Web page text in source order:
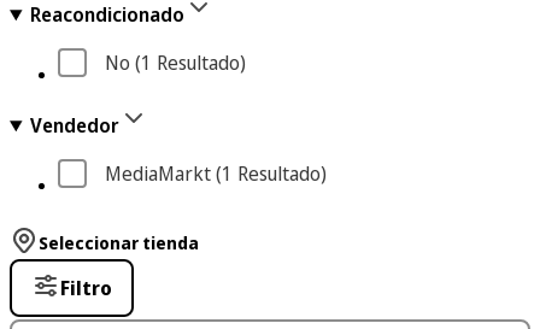
Reacondicionado
No (1 Resultado)
Vendedor
MediaMarkt (1 Resultado)
Seleccionar tienda
Filtro